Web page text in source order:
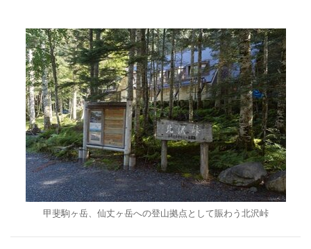
甲斐駒ヶ岳、仙丈ヶ岳への登山拠点として賑わう北沢峠